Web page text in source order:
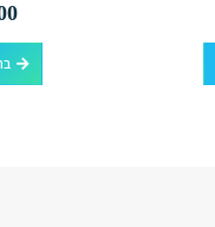
למוצר זה יש מספר סוגים. ניתן לבחור את האפשרויות בעמוד המוצר